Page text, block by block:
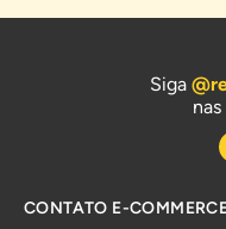
Siga
CONTATO E-